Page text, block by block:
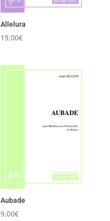
Allelura
19,00€
Aubade
9,00€